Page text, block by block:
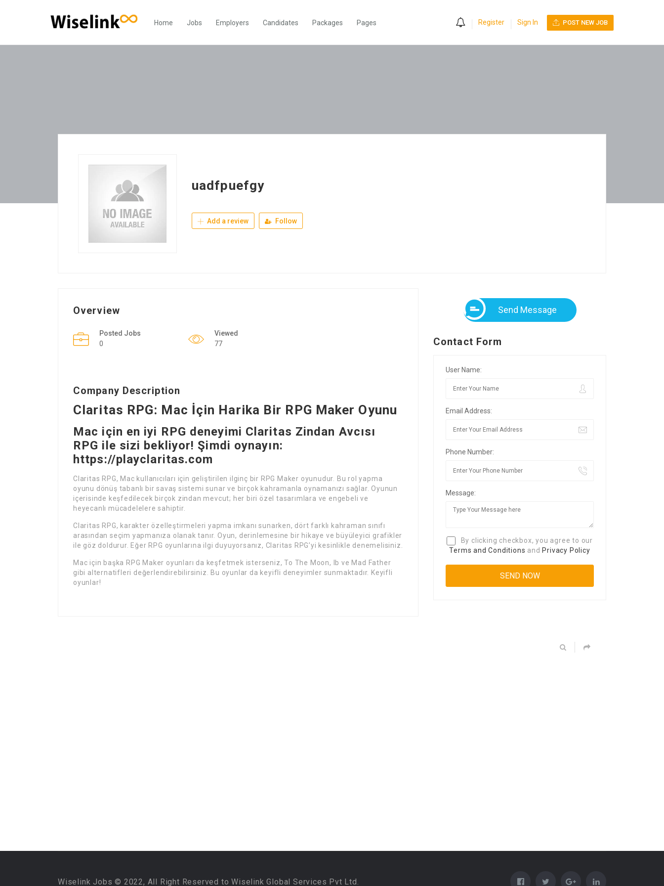
Home Jobs Employers Candidates Packages Pages Register Sign In POST NEW JOB
uadfpuefgy
Add a review Follow
Overview
Posted Jobs
0
Viewed
77
Company Description
Claritas RPG: Mac İçin Harika Bir RPG Maker Oyunu
Mac için en iyi RPG deneyimi Claritas Zindan Avcısı
RPG ile sizi bekliyor! Şimdi oynayın:
https://playclaritas.com
Claritas RPG, Mac kullanıcıları için geliştirilen ilginç bir RPG Maker oyunudur. Bu rol yapma
oyunu dönüş tabanlı bir savaş sistemi sunar ve birçok kahramanla oynamanızı sağlar. Oyunun
içerisinde keşfedilecek birçok zindan mevcut; her biri özel tasarımlara ve engebeli ve
heyecanlı mücadelelere sahiptir.
Claritas RPG, karakter özelleştirmeleri yapma imkanı sunarken, dört farklı kahraman sınıfı
arasından seçim yapmanıza olanak tanır. Oyun, derinlemesine bir hikaye ve büyüleyici grafikler
ile göz doldurur. Eğer RPG oyunlarına ilgi duyuyorsanız, Claritas RPG’yi kesinlikle denemelisiniz.
Mac için başka RPG Maker oyunları da keşfetmek isterseniz, To The Moon, Ib ve Mad Father
gibi alternatifleri değerlendirebilirsiniz. Bu oyunlar da keyifli deneyimler sunmaktadır. Keyifli
oyunlar!
Send Message
Contact Form
User Name:
Email Address:
Phone Number:
Message:
By clicking checkbox, you agree to our
Terms and Conditions and Privacy Policy
Wiselink Jobs © 2022, All Right Reserved to Wiselink Global Services Pvt Ltd.